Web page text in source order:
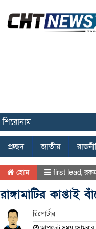
শিরোনাম
প্রচ্ছদ জাতীয়
হোম first lead,
রাঙ্গামাটির
রিপোর্টার